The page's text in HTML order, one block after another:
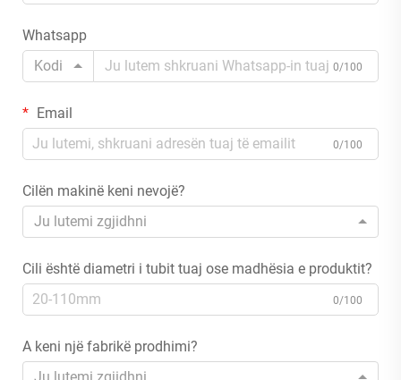
Whatsapp
Kodi
0/100
Email
0/100
Cilën makinë keni nevojë?
Ju lutemi zgjidhni
Cili është diametri i tubit tuaj ose madhësia e produktit?
0/100
A keni një fabrikë prodhimi?